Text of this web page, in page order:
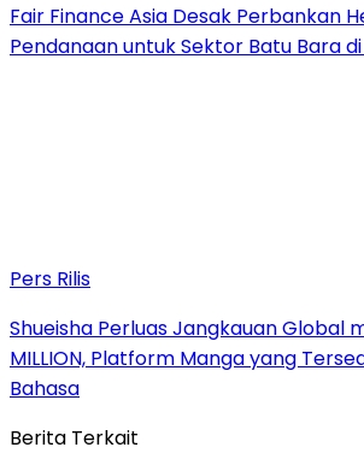
Fair Finance Asia Desak Perbankan
Pendanaan untuk Sektor Batu Bara di
Pers Rilis
Shueisha Perluas Jangkauan Global
MILLION, Platform Manga yang
Bahasa
Berita Terkait